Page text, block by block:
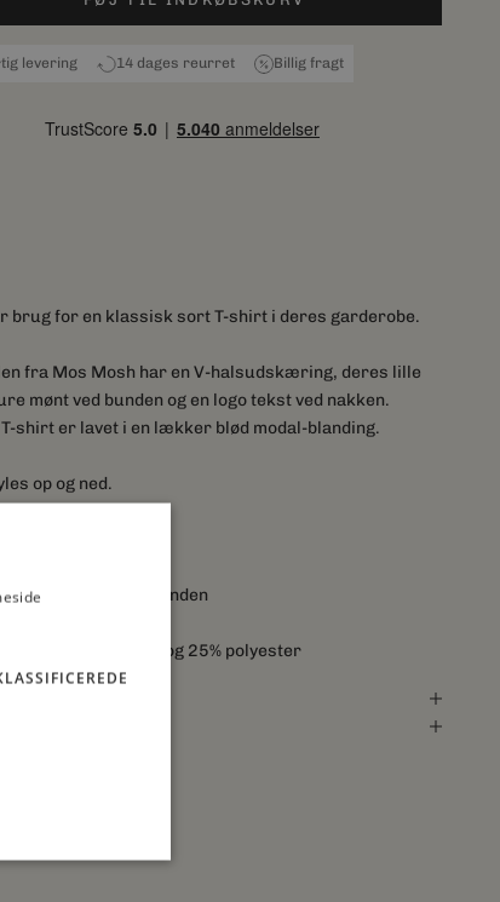
levering 14 dages reurret Billig fragt
brug for en klassisk sort T-shirt i deres garderobe.
fra Mos Mosh har en V-halsudskæring, deres lille
mønt ved bunden og en logo tekst ved nakken.
T-shirt er lavet i en lækker blød modal-blanding.
op og ned.
mønt ved bunden
801 Black
af 75% modal og 25% polyester